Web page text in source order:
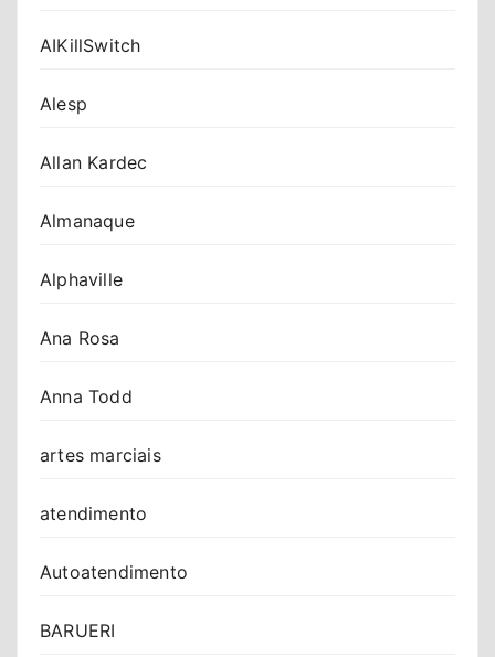
AIKillSwitch
Alesp
Allan Kardec
Almanaque
Alphaville
Ana Rosa
Anna Todd
artes marciais
atendimento
Autoatendimento
BARUERI